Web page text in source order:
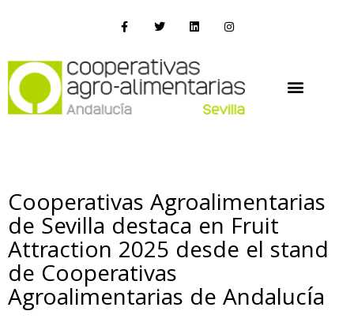
Cooperativas Agroalimentarias
de Sevilla destaca en Fruit
Attraction 2025 desde el stand
de Cooperativas
Agroalimentarias de Andalucía